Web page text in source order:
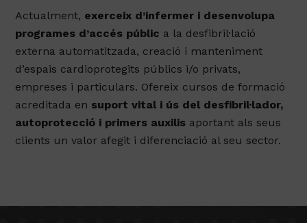
Actualment, exerceix d’infermer i desenvolupa
programes d’accés públic a la desfibril·lació
externa automatitzada, creació i manteniment
d’espais cardioprotegits públics i/o privats,
empreses i particulars. Ofereix cursos de formació
acreditada en suport vital i ús del desfibril·lador,
autoprotecció i primers auxilis aportant als seus
clients un valor afegit i diferenciació al seu sector.